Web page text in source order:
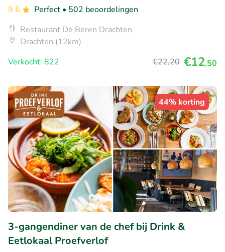
9.6
Perfect • 502 beoordelingen
Restaurant De Beren Drachten
Drachten (12km)
Verkocht: 822
€22,20 €12,50
44% korting
3-gangendiner van de chef bij Drink &
Eetlokaal Proefverlof